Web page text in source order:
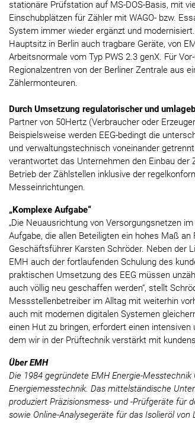
stationäre Prüfstation auf MS-DOS-Basis, mit
Einschubplätzen für Zähler mit WAGO- bzw.
System immer wieder ergänzt und
Hauptsitz in Berlin auch tragbare Geräte, von
Arbeitsnormale vom Typ PWS 2.3 genX. Für
Regionalzentren von der Berliner Zentrale aus
Zählermonteuren.
Durch Umsetzung regulatorischer und
Partner von 50Hertz (Verbraucher oder
Beispielsweise werden EEG-bedingt die
und verwaltungstechnisch voneinander
verantwortet das Unternehmen den Einbau
Betrieb der Zählstellen inklusive der
Messeinrichtungen.
„Komplexe Aufgabe“
„Die Neuausrichtung von Versorgungsnetzen
Aufgabe, die allen Beteiligten ein hohes Maß an
Geschäftsführer Karsten Schröder. Neben der
EMH auch der fortlaufenden Schulung des
praktischen Umsetzung des EEG müssen
auch völlig neu geschaffen werden“, stellt
Messstellenbetreiber im Alltag mit weiterhin
auch mit modernen digitalen Systemen
einen Hut zu bringen, erfordert einen
dem wir in der Prüftechnik verstärkt mit
Über EMH
Die 1984 gegründete EMH Energie-
Energiemesstechnik. Das mittelständische
produziert Präzisionsmess- und -Prüfgeräte für
sowie Online-Analysegeräte für das Isolieröl